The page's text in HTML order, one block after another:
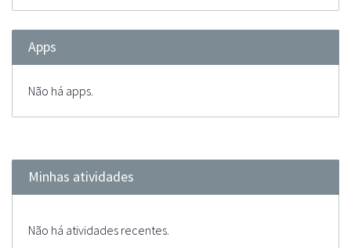
Apps
Não há apps.
Minhas atividades
Não há atividades recentes.